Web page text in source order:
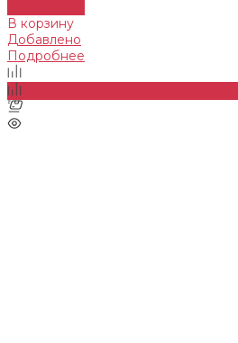
В корзину
Добавлено
Подробнее